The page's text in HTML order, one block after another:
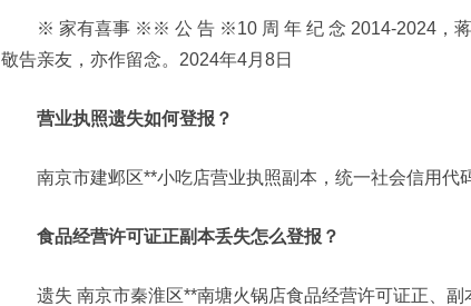
※ 家有喜事 ※※ 公 告 ※10 周 年 纪 念 2014-2024，蒋
敬告亲友，亦作留念。2024年4月8日
营业执照遗失如何登报？
南京市建邺区**小吃店营业执照副本，统一社会信用代
食品经营许可证正副本丢失怎么登报？
遗失 南京市秦淮区**南塘火锅店食品经营许可证正、副